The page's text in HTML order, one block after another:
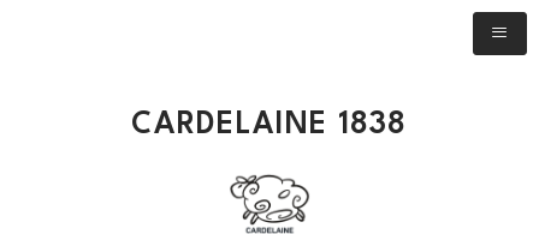
CARDELAINE 1838